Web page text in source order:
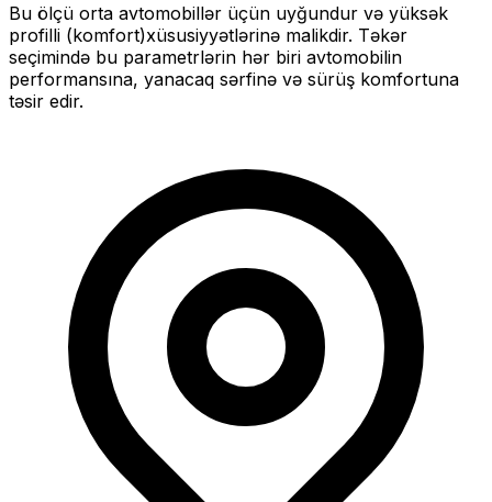
Bu ölçü orta avtomobillər üçün uyğundur və yüksək
profilli (komfort)xüsusiyyətlərinə malikdir. Təkər
seçimində bu parametrlərin hər biri avtomobilin
performansına, yanacaq sərfinə və sürüş komfortuna
təsir edir.